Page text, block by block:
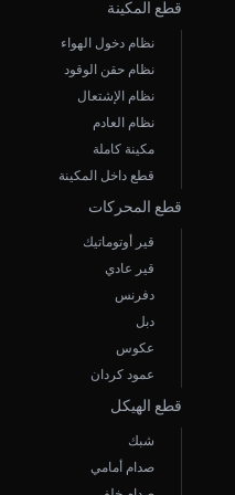
قطع المكينة
نظام دخول الهواء
نظام حقن الوقود
نظام الإشتعال
نظام العادم
مكينة كاملة
قطع داخل المكينة
قطع المحركات
قير أوتوماتيك
قير عادي
دفرنس
دبل
عكوس
عمود كردان
قطع الهيكل
شبك
صدام أمامي